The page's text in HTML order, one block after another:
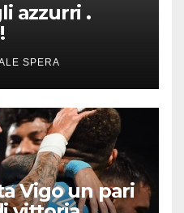
azzurri .
SPERA
Vigo un pari